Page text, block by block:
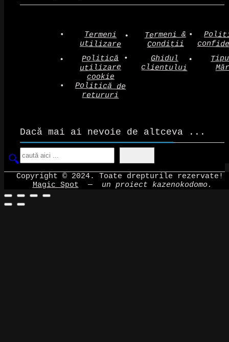
Termeni
utilizare
Termeni &
Condiții
Politică
utilizare
cookie
Ghidul
clientului
Politică de
retururi
Dacă mai ai nevoie de altceva ...
Copyright © 2024. Toate drepturile rezervate!
Magic Spot — un proiect kazenokodomo.